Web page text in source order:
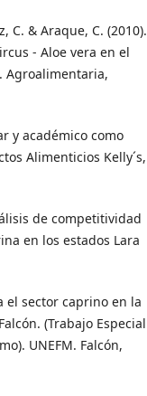
C. & Araque, C. (2010).
- Aloe vera en el
Agroalimentaria,
y académico como
Alimenticios Kelly´s,
de competitividad
en los estados Lara
el sector caprino en la
(Trabajo Especial
UNEFM. Falcón,